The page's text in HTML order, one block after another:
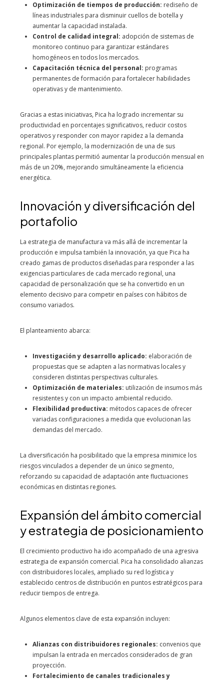
Optimización de tiempos de producción: rediseño de
líneas industriales para disminuir cuellos de botella y
aumentar la capacidad instalada.
Control de calidad integral: adopción de sistemas de
monitoreo continuo para garantizar estándares
homogéneos en todos los mercados.
Capacitación técnica del personal: programas
permanentes de formación para fortalecer habilidades
operativas y de mantenimiento.
Gracias a estas iniciativas, Pica ha logrado incrementar su
productividad en porcentajes significativos, reducir costos
operativos y responder con mayor rapidez a la demanda
regional. Por ejemplo, la modernización de una de sus
principales plantas permitió aumentar la producción mensual en
más de un 20%, mejorando simultáneamente la eficiencia
energética.
Innovación y diversificación del
portafolio
La estrategia de manufactura va más allá de incrementar la
producción e impulsa también la innovación, ya que Pica ha
creado gamas de productos diseñadas para responder a las
exigencias particulares de cada mercado regional, una
capacidad de personalización que se ha convertido en un
elemento decisivo para competir en países con hábitos de
consumo variados.
El planteamiento abarca:
Investigación y desarrollo aplicado: elaboración de
propuestas que se adapten a las normativas locales y
consideren distintas perspectivas culturales.
Optimización de materiales: utilización de insumos más
resistentes y con un impacto ambiental reducido.
Flexibilidad productiva: métodos capaces de ofrecer
variadas configuraciones a medida que evolucionan las
demandas del mercado.
La diversificación ha posibilitado que la empresa minimice los
riesgos vinculados a depender de un único segmento,
reforzando su capacidad de adaptación ante fluctuaciones
económicas en distintas regiones.
Expansión del ámbito comercial
y estrategia de posicionamiento
El crecimiento productivo ha ido acompañado de una agresiva
estrategia de expansión comercial. Pica ha consolidado alianzas
con distribuidores locales, ampliado su red logística y
establecido centros de distribución en puntos estratégicos para
reducir tiempos de entrega.
Algunos elementos clave de esta expansión incluyen:
Alianzas con distribuidores regionales: convenios que
impulsan la entrada en mercados considerados de gran
proyección.
Fortalecimiento de canales tradicionales y